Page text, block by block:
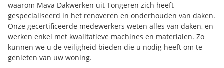
waarom Mava Dakwerken uit Tongeren zich heeft
gespecialiseerd in het renoveren en onderhouden van daken.
Onze gecertificeerde medewerkers weten alles van daken, en
werken enkel met kwalitatieve machines en materialen. Zo
kunnen we u de veiligheid bieden die u nodig heeft om te
genieten van uw woning.